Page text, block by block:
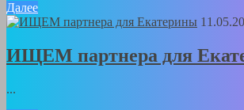
Далее
ИЩЕМ партнера для
...